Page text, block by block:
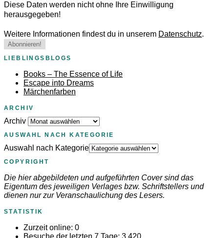
Diese Daten werden nicht ohne Ihre Einwilligung
herausgegeben!
Weitere Informationen findest du in unserem Datenschutz.
LIEBLINGSBLOGS
Books – The Essence of Life
Escape into Dreams
Märchenfarben
ARCHIV
Archiv
AUSWAHL NACH KATEGORIE
Auswahl nach Kategorie
COPYRIGHT
Die hier abgebildeten und aufgeführten Cover sind das
Eigentum des jeweiligen Verlages bzw. Schriftstellers und
dienen nur zur Veranschaulichung des Lesers.
STATISTIK
Zurzeit online: 0
Besuche der letzten 7 Tage: 3.420